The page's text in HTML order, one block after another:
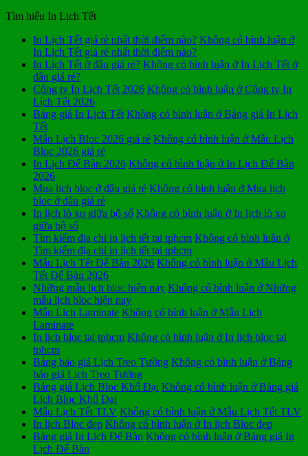
Tìm hiểu In Lịch Tết
In Lịch Tết giá rẻ nhất thời điểm nào? Không có bình luận ở
In Lịch Tết giá rẻ nhất thời điểm nào?
In Lịch Tết ở đâu giá rẻ? Không có bình luận ở In Lịch Tết ở
đâu giá rẻ?
Công ty In Lịch Tết 2026 Không có bình luận ở Công ty In
Lịch Tết 2026
Bảng giá In Lịch Tết Không có bình luận ở Bảng giá In Lịch
Tết
Mẫu Lịch Bloc 2026 giá rẻ Không có bình luận ở Mẫu Lịch
Bloc 2026 giá rẻ
In Lịch Để Bàn 2026 Không có bình luận ở In Lịch Để Bàn
2026
Mua lịch bloc ở đâu giá rẻ Không có bình luận ở Mua lịch
bloc ở đâu giá rẻ
In lịch lò xo giữa bộ số Không có bình luận ở In lịch lò xo
giữa bộ số
Tìm kiếm địa chỉ in lịch tết tại tphcm Không có bình luận ở
Tìm kiếm địa chỉ in lịch tết tại tphcm
Mẫu Lịch Tết Để Bàn 2026 Không có bình luận ở Mẫu Lịch
Tết Để Bàn 2026
Những mẫu lịch bloc hiện nay Không có bình luận ở Những
mẫu lịch bloc hiện nay
Mẫu Lịch Laminate Không có bình luận ở Mẫu Lịch
Laminate
In lịch bloc tại tphcm Không có bình luận ở In lịch bloc tại
tphcm
Bảng báo giá Lịch Treo Tường Không có bình luận ở Bảng
báo giá Lịch Treo Tường
Bảng giá Lịch Bloc Khổ Đại Không có bình luận ở Bảng giá
Lịch Bloc Khổ Đại
Mẫu Lịch Tết TLV Không có bình luận ở Mẫu Lịch Tết TLV
In lịch Bloc đẹp Không có bình luận ở In lịch Bloc đẹp
Bảng giá In Lịch Để Bàn Không có bình luận ở Bảng giá In
Lịch Để Bàn